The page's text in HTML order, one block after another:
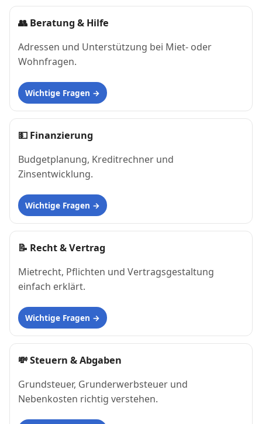
👥 Beratung & Hilfe
Adressen und Unterstützung bei Miet- oder
Wohnfragen.
Wichtige Fragen
💵 Finanzierung
Budgetplanung, Kreditrechner und
Zinsentwicklung.
Wichtige Fragen
📝 Recht & Vertrag
Mietrecht, Pflichten und Vertragsgestaltung
einfach erklärt.
Wichtige Fragen
💸Steuern & Abgaben
Grundsteuer, Grunderwerbsteuer und
Nebenkosten richtig verstehen.